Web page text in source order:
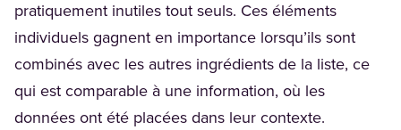
pratiquement inutiles tout seuls. Ces éléments
individuels gagnent en importance lorsqu’ils sont
combinés avec les autres ingrédients de la liste, ce
qui est comparable à une information, où les
données ont été placées dans leur contexte.